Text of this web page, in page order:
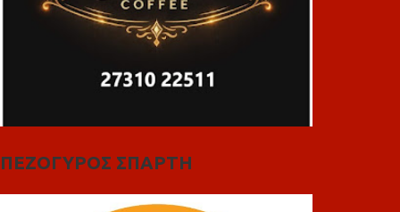
ΠΕΖΟΓΥΡΟΣ ΣΠΑΡΤΗ